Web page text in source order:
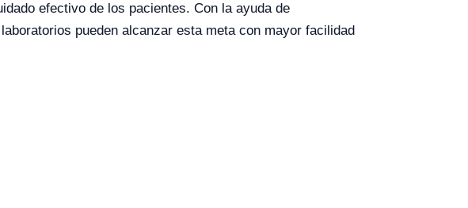
efectivo de los pacientes. Con la ayuda de
pueden alcanzar esta meta con mayor facilidad